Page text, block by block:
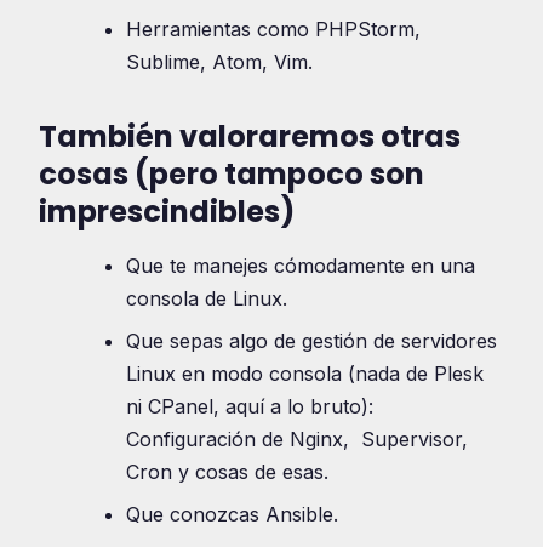
Herramientas como PHPStorm,
Sublime, Atom, Vim.
También valoraremos otras
cosas (pero tampoco son
imprescindibles)
Que te manejes cómodamente en una
consola de Linux.
Que sepas algo de gestión de servidores
Linux en modo consola (nada de Plesk
ni CPanel, aquí a lo bruto):
Configuración de Nginx, Supervisor,
Cron y cosas de esas.
Que conozcas Ansible.